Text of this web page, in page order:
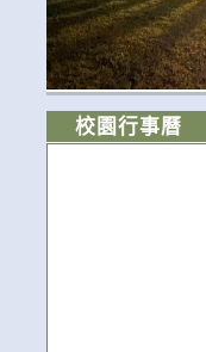
校園行事曆